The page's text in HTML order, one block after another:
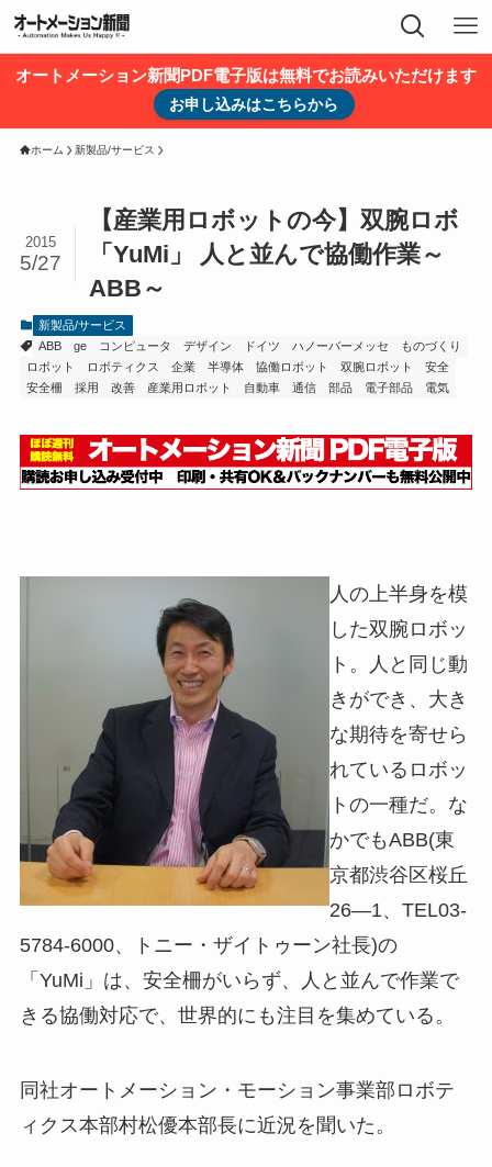
オートメーション新聞PDF電子版は無料でお読みいただけます
お申し込みはこちらから
ホーム 新製品/サービス
【産業用ロボットの今】双腕ロボ
「YuMi」 人と並んで協働作業～
ABB～
2015
5/27
新製品/サービス
ABB
ge コンピュータ デザイン ドイツ ハノーバーメッセ
ものづくり
ロボット
ロボティクス 企業 半導体 協働ロボット 双腕ロボット
安全
安全柵
採用 改善 産業用ロボット 自動車 通信 部品 電子部品 電気
人の上半身を模
した双腕ロボッ
ト。人と同じ動
きができ、大き
な期待を寄せら
れているロボッ
トの一種だ。な
かでもABB(東
京都渋谷区桜丘
26―1、TEL03-
5784-6000、トニー・ザイトゥーン社長)の
「YuMi」は、安全柵がいらず、人と並んで作業で
きる協働対応で、世界的にも注目を集めている。
同社オートメーション・モーション事業部ロボテ
ィクス本部村松優本部長に近況を聞いた。